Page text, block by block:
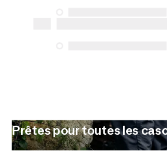
Prêtes pour toutes les